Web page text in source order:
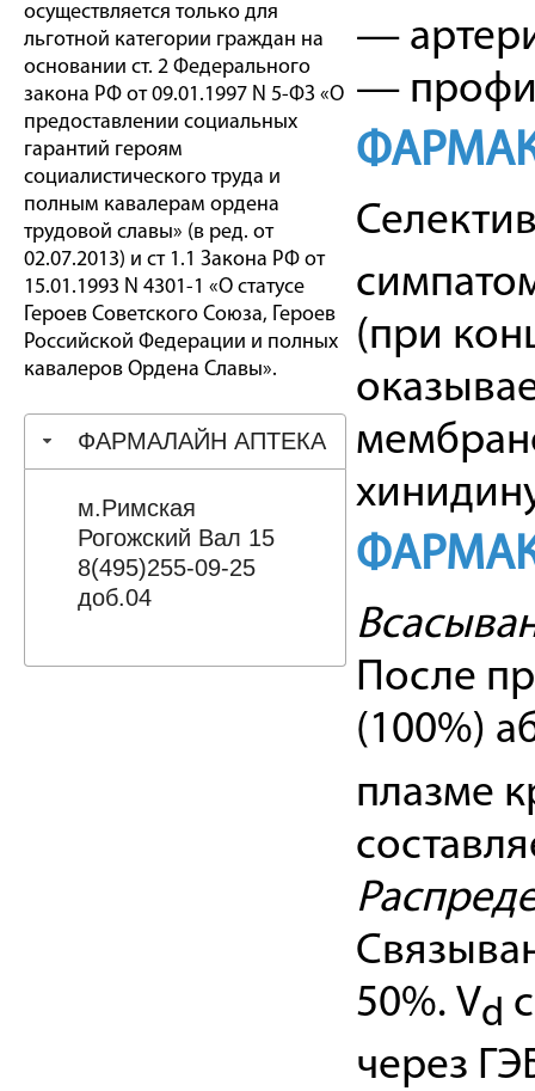
осуществляется только для
льготной категории граждан на
основании ст. 2 Федерального
закона РФ от 09.01.1997 N 5-ФЗ «О
предоставлении социальных
гарантий героям
социалистического труда и
полным кавалерам ордена
трудовой славы» (в ред. от
02.07.2013) и ст 1.1 Закона РФ от
15.01.1993 N 4301-1 «О статусе
Героев Советского Союза, Героев
Российской Федерации и полных
кавалеров Ордена Славы».
ФАРМАЛАЙН АПТЕКА
м.Римская
Рогожский Вал 15
8(495)255-09-25
доб.04
—
—
(при
После
(100%)
плазме
50%. Vd
через